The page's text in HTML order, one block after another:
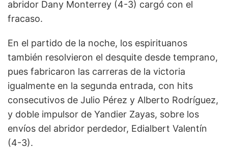
abridor Dany Monterrey (4-3) cargó con el
fracaso.
En el partido de la noche, los espirituanos
también resolvieron el desquite desde temprano,
pues fabricaron las carreras de la victoria
igualmente en la segunda entrada, con hits
consecutivos de Julio Pérez y Alberto Rodríguez,
y doble impulsor de Yandier Zayas, sobre los
envíos del abridor perdedor, Edialbert Valentín
(4-3).